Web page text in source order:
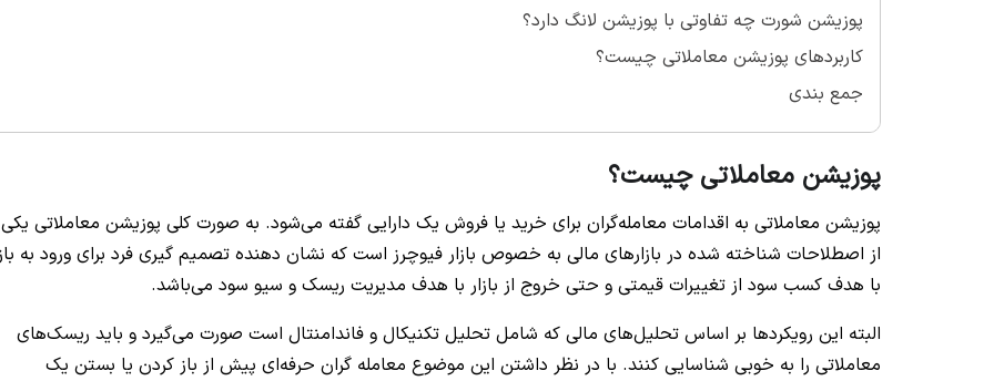
پوزیشن شورت چه تفاوتی با پوزیشن لانگ دارد؟
کاربردهای پوزیشن معاملاتی چیست؟
جمع بندی
پوزیشن معاملاتی چیست؟
پوزیشن معاملاتی به اقدامات معامله‌گران برای خرید یا فروش یک دارایی گفته می‌شود. به صورت کلی پوزیشن معاملاتی یکی
از اصطلاحات شناخته شده در بازارهای مالی به خصوص بازار فیوچرز است که نشان دهنده تصمیم گیری فرد برای ورود به
با هدف کسب سود از تغییرات قیمتی و حتی خروج از بازار با هدف مدیریت ریسک و سیو سود می‌باشد.
البته این رویکردها بر اساس تحلیل‌های مالی که شامل تحلیل تکنیکال و فاندامنتال است صورت می‌گیرد و باید ریسک‌های
معاملاتی را به خوبی شناسایی کنند. با در نظر داشتن این موضوع معامله گران حرفه‌ای پیش از باز کردن یا بستن یک